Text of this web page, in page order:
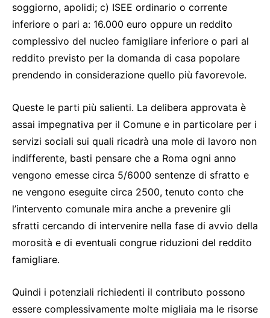
soggiorno, apolidi; c) ISEE ordinario o corrente
inferiore o pari a: 16.000 euro oppure un reddito
complessivo del nucleo famigliare inferiore o pari al
reddito previsto per la domanda di casa popolare
prendendo in considerazione quello più favorevole.
Queste le parti più salienti. La delibera approvata è
assai impegnativa per il Comune e in particolare per i
servizi sociali sui quali ricadrà una mole di lavoro non
indifferente, basti pensare che a Roma ogni anno
vengono emesse circa 5/6000 sentenze di sfratto e
ne vengono eseguite circa 2500, tenuto conto che
l’intervento comunale mira anche a prevenire gli
sfratti cercando di intervenire nella fase di avvio della
morosità e di eventuali congrue riduzioni del reddito
famigliare.
Quindi i potenziali richiedenti il contributo possono
essere complessivamente molte migliaia ma le risorse